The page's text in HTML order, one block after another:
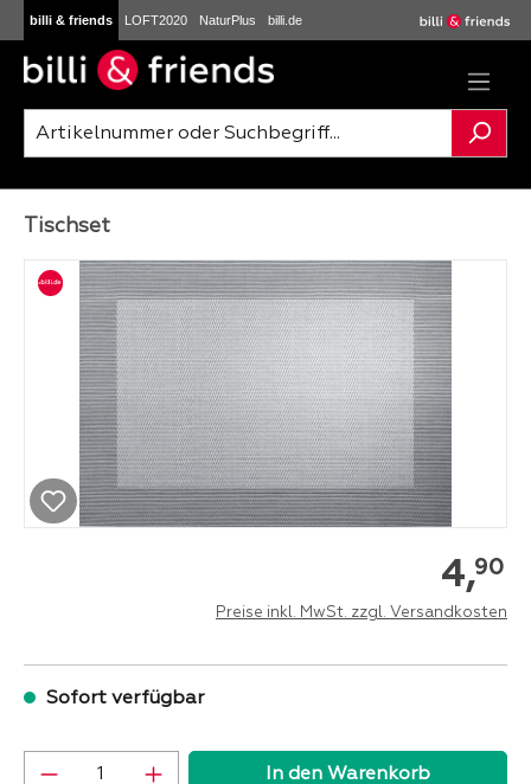
Zum Hauptinhalt springen
billi & friends LOFT2020 NaturPlus billi.de
Bildergalerie überspringen
Tischset
4,90
Preise inkl. MwSt. zzgl. Versandkosten
Sofort verfügbar
Produkt Anzahl: Gib den gewünschten
In den Warenkorb